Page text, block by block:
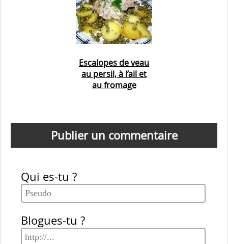
Escalopes de veau
au persil, à l’ail et
au fromage
Publier un commentaire
Qui es-tu ?
Blogues-tu ?